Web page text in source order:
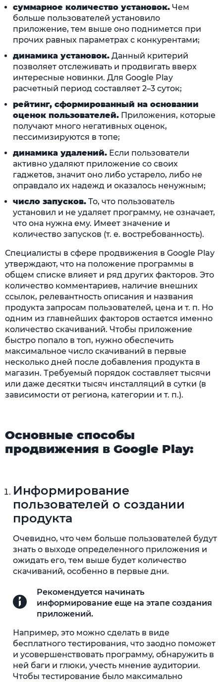
суммарное количество установок. Чем
больше пользователей установило
приложение, тем выше оно поднимется при
прочих равных параметрах с конкурентами;
динамика установок. Данный критерий
позволяет отслеживать и продвигать вверх
интересные новинки. Для Google Play
расчетный период составляет 2–3 суток;
рейтинг, сформированный на основании
оценок пользователей. Приложения, которые
получают много негативных оценок,
пессимизируются в топе;
динамика удалений. Если пользователи
активно удаляют приложение со своих
гаджетов, значит оно либо устарело, либо не
оправдало их надежд и оказалось ненужным;
число запусков. То, что пользователь
установил и не удаляет программу, не означает,
что она нужна ему. Имеет значение и
количество запусков (т. е. востребованность).
Специалисты в сфере продвижения в Google Play
утверждают, что на положение программы в
общем списке влияет и ряд других факторов. Это
количество комментариев, наличие внешних
ссылок, релевантность описания и названия
продукта запросам пользователей, цена и т. п. Но
одним из главнейших факторов остается именно
количество скачиваний. Чтобы приложение
быстро попало в топ, нужно обеспечить
максимальное число скачиваний в первые
несколько дней после добавления продукта в
магазин. Требуемый порядок составляет тысячи
или даже десятки тысяч инсталляций в сутки (в
зависимости от региона, категории и т. п.).
Основные способы
продвижения в Google Play:
Информирование
пользователей о создании
продукта
Очевидно, что чем больше пользователей будут
знать о выходе определенного приложения и
ожидать его, тем выше будет количество
скачиваний, особенно в первые дни.
Рекомендуется начинать
информирование еще на этапе создания
приложений.
Например, это можно сделать в виде
бесплатного тестирования, что заодно поможет
и усовершенствовать программу, обнаружить в
ней баги и глюки, учесть мнение аудитории.
Чтобы тестирование было максимально